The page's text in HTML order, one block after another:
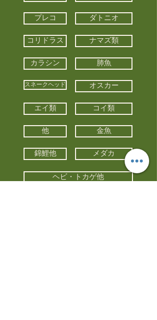
プレコ ダトニオ
コリドラス ナマズ類
カラシン 肺魚
スネークヘッド オスカー
エイ類 コイ類
他 金魚
錦鯉他 メダカ
ヘビ・トカゲ他